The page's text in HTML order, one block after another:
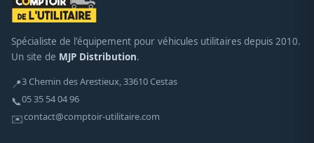
Spécialiste de l'équipement pour véhicules utilitaires depuis 2010.
Un site de MJP Distribution.
📍3 Chemin des Arestieux, 33610 Cestas
📞05 35 54 04 96
✉️contact@comptoir-utilitaire.com